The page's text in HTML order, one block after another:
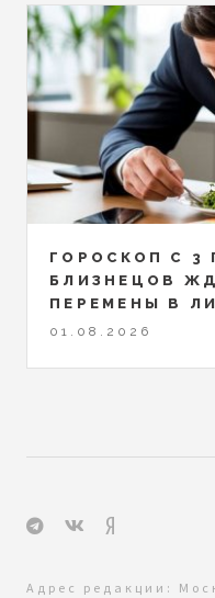
ГОРОСКОП С 3
БЛИЗНЕЦОВ
ПЕРЕМЕНЫ В
01.08.2026
Адрес редакции: